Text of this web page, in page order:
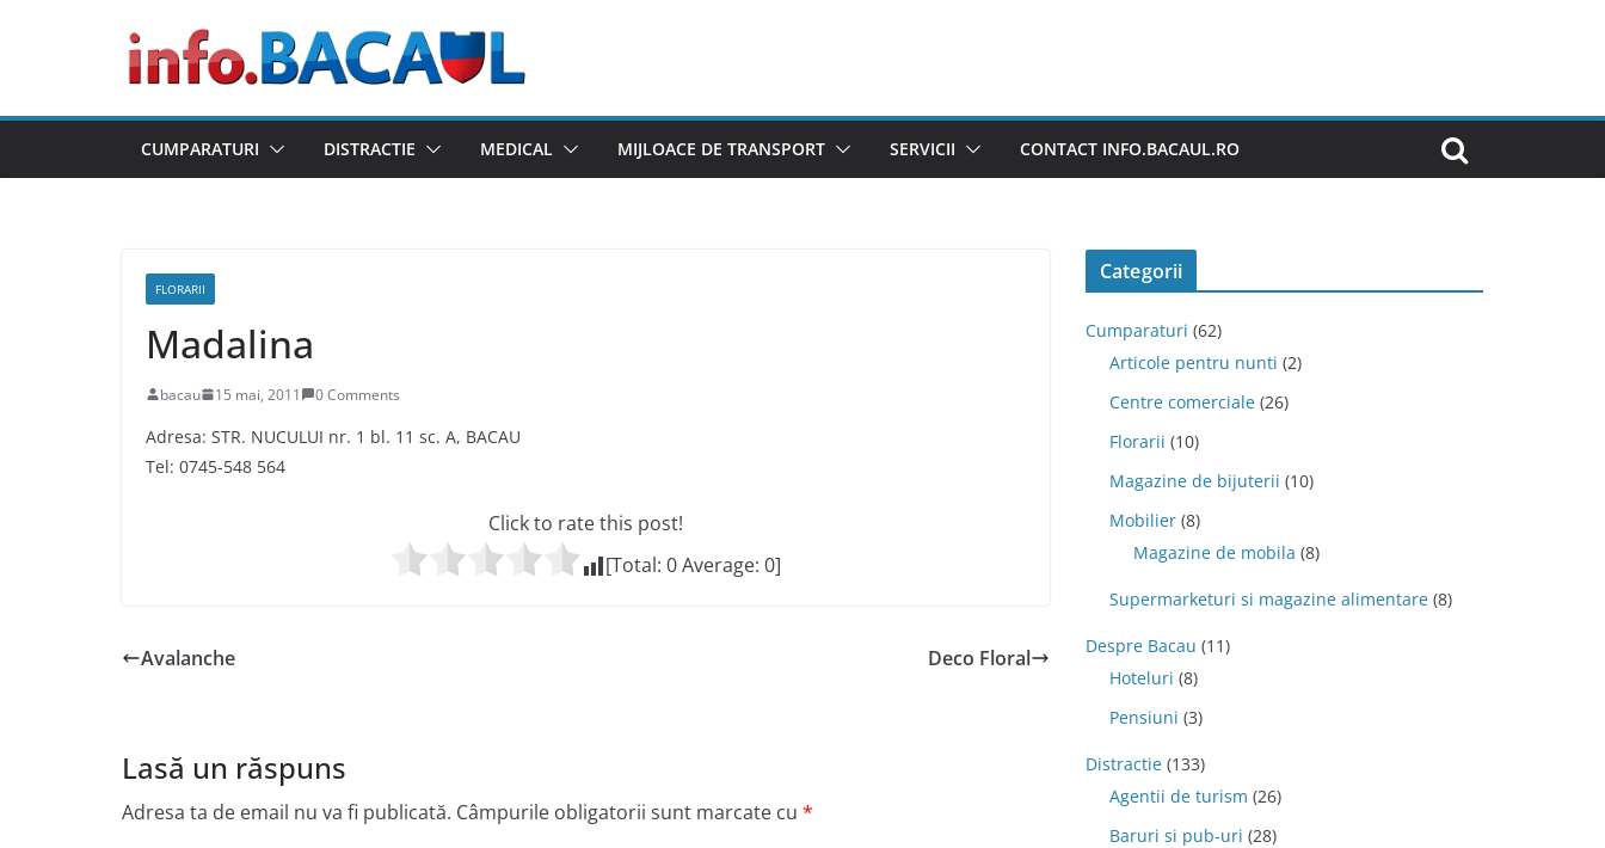
CUMPARATURI DISTRACTIE MEDICAL MIJLOACE DE TRANSPORT SERVICII CONTACT INFO.BACAUL.RO
FLORARII
Madalina
bacau 15 mai, 2011 0 Comments
Adresa: STR. NUCULUI nr. 1 bl. 11 sc. A, BACAU
Tel: 0745-548 564
Click to rate this post!
[Total: 0Average: 0]
Avalanche Deco Floral
Lasă un răspuns
Adresa ta de email nu va fi publicată. Câmpurile obligatorii sunt marcate cu *
Categorii
Cumparaturi (62)
Articole pentru nunti (2)
Centre comerciale (26)
Florarii (10)
Magazine de bijuterii (10)
Mobilier (8)
Magazine de mobila (8)
Supermarketuri si magazine alimentare (8)
Despre Bacau (11)
Hoteluri (8)
Pensiuni (3)
Distractie (133)
Agentii de turism (26)
Baruri si pub-uri (28)